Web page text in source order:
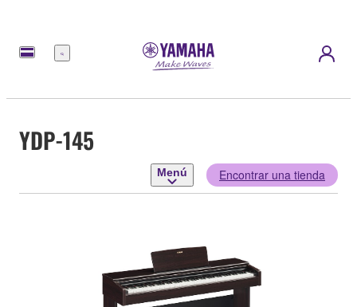
Menú
YDP-145
Menú Encontrar una tienda